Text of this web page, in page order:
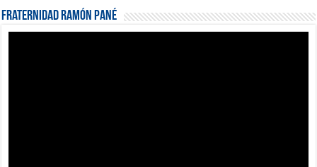
Fraternidad Ramón Pané